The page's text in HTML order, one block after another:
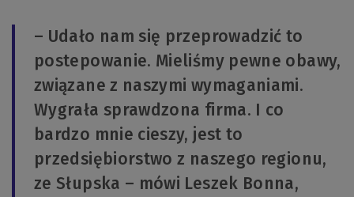
– Udało nam się przeprowadzić to
postepowanie. Mieliśmy pewne obawy,
związane z naszymi wymaganiami.
Wygrała sprawdzona firma. I co
bardzo mnie cieszy, jest to
przedsiębiorstwo z naszego regionu,
ze Słupska – mówi Leszek Bonna,